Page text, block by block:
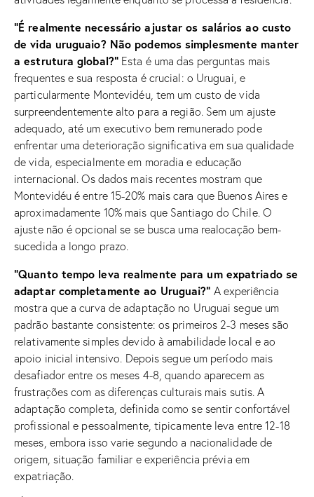
“É realmente necessário ajustar os salários ao custo
de vida uruguaio? Não podemos simplesmente manter
a estrutura global?” Esta é uma das perguntas mais
frequentes e sua resposta é crucial: o Uruguai, e
particularmente Montevidéu, tem um custo de vida
surpreendentemente alto para a região. Sem um ajuste
adequado, até um executivo bem remunerado pode
enfrentar uma deterioração significativa em sua qualidade
de vida, especialmente em moradia e educação
internacional. Os dados mais recentes mostram que
Montevidéu é entre 15-20% mais cara que Buenos Aires e
aproximadamente 10% mais que Santiago do Chile. O
ajuste não é opcional se se busca uma realocação bem-
sucedida a longo prazo.
“Quanto tempo leva realmente para um expatriado se
adaptar completamente ao Uruguai?” A experiência
mostra que a curva de adaptação no Uruguai segue um
padrão bastante consistente: os primeiros 2-3 meses são
relativamente simples devido à amabilidade local e ao
apoio inicial intensivo. Depois segue um período mais
desafiador entre os meses 4-8, quando aparecem as
frustrações com as diferenças culturais mais sutis. A
adaptação completa, definida como se sentir confortável
profissional e pessoalmente, tipicamente leva entre 12-18
meses, embora isso varie segundo a nacionalidade de
origem, situação familiar e experiência prévia em
expatriação.